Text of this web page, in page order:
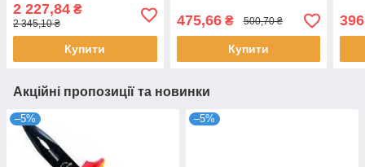
2 227,84 ₴
2 345,10 ₴
Купити
475,66₴ 500,70 ₴
Купити
Акційні пропозиції та новинки
–5% –5%